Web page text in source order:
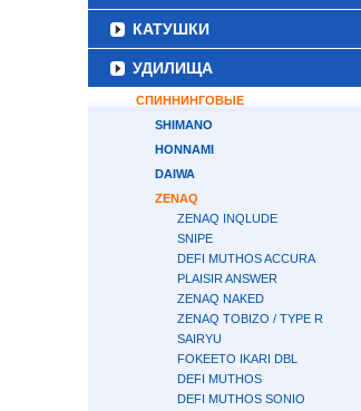
КАТУШКИ
УДИЛИЩА
СПИННИНГОВЫЕ
SHIMANO
HONNAMI
DAIWA
ZENAQ
ZENAQ INQLUDE
SNIPE
DEFI MUTHOS ACCURA
PLAISIR ANSWER
ZENAQ NAKED
ZENAQ TOBIZO / TYPE R
SAIRYU
FOKEETO IKARI DBL
DEFI MUTHOS
DEFI MUTHOS SONIO